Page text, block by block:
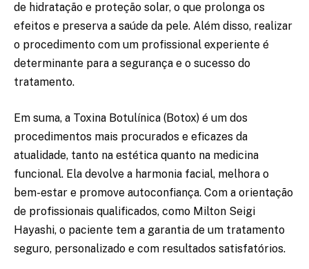
de hidratação e proteção solar, o que prolonga os
efeitos e preserva a saúde da pele. Além disso, realizar
o procedimento com um profissional experiente é
determinante para a segurança e o sucesso do
tratamento.
Em suma, a Toxina Botulínica (Botox) é um dos
procedimentos mais procurados e eficazes da
atualidade, tanto na estética quanto na medicina
funcional. Ela devolve a harmonia facial, melhora o
bem-estar e promove autoconfiança. Com a orientação
de profissionais qualificados, como Milton Seigi
Hayashi, o paciente tem a garantia de um tratamento
seguro, personalizado e com resultados satisfatórios.